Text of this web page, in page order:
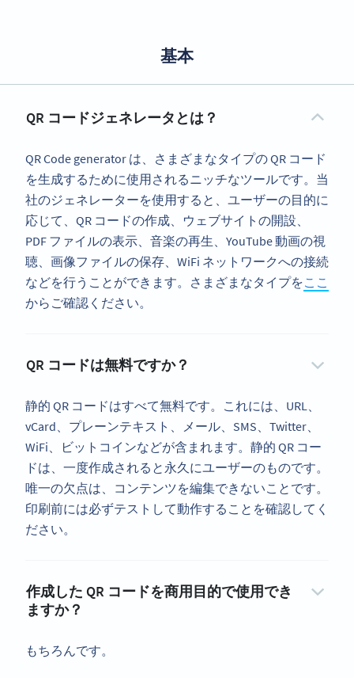
基本
QR コードジェネレータとは？
QR Code generator は、さまざまなタイプの QR コード
を生成するために使用されるニッチなツールです。当
社のジェネレーターを使用すると、ユーザーの目的に
応じて、QR コードの作成、ウェブサイトの開設、
PDF ファイルの表示、音楽の再生、YouTube 動画の視
聴、画像ファイルの保存、WiFi ネットワークへの接続
などを行うことができます。さまざまなタイプをここ
からご確認ください。
QR コードは無料ですか？
静的 QR コードはすべて無料です。これには、URL、
vCard、プレーンテキスト、メール、SMS、Twitter、
WiFi、ビットコインなどが含まれます。静的 QR コー
ドは、一度作成されると永久にユーザーのものです。
唯一の欠点は、コンテンツを編集できないことです。
印刷前には必ずテストして動作することを確認してく
ださい。
作成した QR コードを商用目的で使用でき
ますか？
もちろんです。